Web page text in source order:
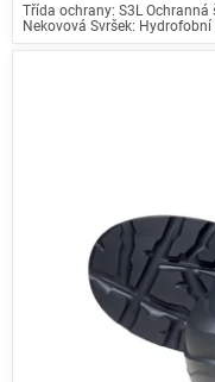
Třída ochrany: S3L
Nekovová Svršek: Hydrofobní